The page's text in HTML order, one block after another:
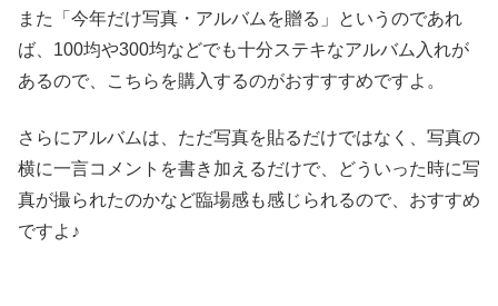
また「今年だけ写真・アルバムを贈る」というのであれ
ば、100均や300均などでも十分ステキなアルバム入れが
あるので、こちらを購入するのがおすすすめですよ。
さらにアルバムは、ただ写真を貼るだけではなく、写真の
横に一言コメントを書き加えるだけで、どういった時に写
真が撮られたのかなど臨場感も感じられるので、おすすめ
ですよ♪